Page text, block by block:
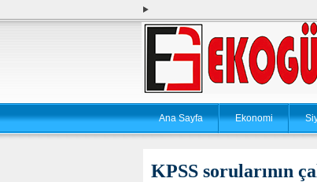
Ana Sayfa Ekonomi
KPSS sorularının